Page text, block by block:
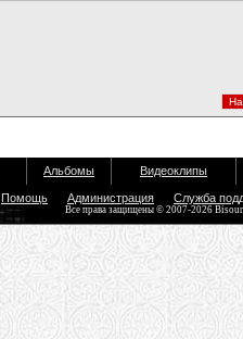
Альбомы Видеоклипы
Помощь Администрация Служба
Все права защищены © 2007-2026